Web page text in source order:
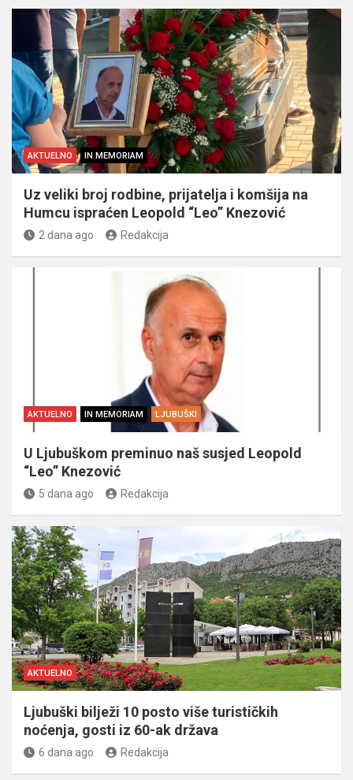
AKTUELNO IN MEMORIAM
Uz veliki broj rodbine, prijatelja i komšija na
Humcu ispraćen Leopold “Leo” Knezović
2 dana ago Redakcija
AKTUELNO IN MEMORIAM LJUBUŠKI
U Ljubuškom preminuo naš susjed Leopold
“Leo” Knezović
5 dana ago Redakcija
AKTUELNO
Ljubuški bilježi 10 posto više turističkih
noćenja, gosti iz 60-ak država
6 dana ago Redakcija